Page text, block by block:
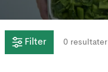
Filter 0 resultater